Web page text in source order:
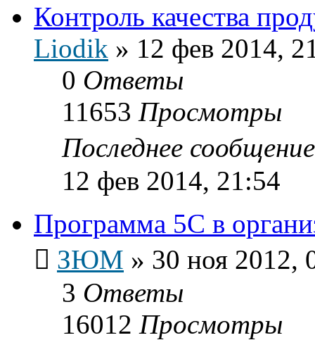
Контроль качества
Liodik » 12 фев 2014,
0 Ответы
11653 Просмотры
Последнее
12 фев 2014, 21:54
Программа 5С в
ЗЮМ » 30 ноя 2012,
3 Ответы
16012 Просмотры